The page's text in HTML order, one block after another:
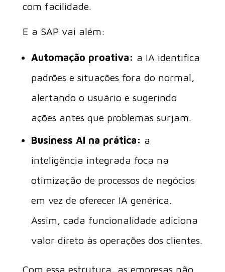
com facilidade.
E a SAP vai além:
Automação proativa: a IA identifica
padrões e situações fora do normal,
alertando o usuário e sugerindo
ações antes que problemas surjam.
Business AI na prática: a
inteligência integrada foca na
otimização de processos de negócios
em vez de oferecer IA genérica.
Assim, cada funcionalidade adiciona
valor direto às operações dos clientes.
Com essa estrutura, as empresas não